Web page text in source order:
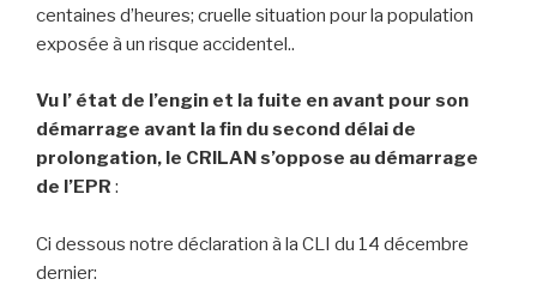
centaines d’heures; cruelle situation pour la population
exposée à un risque accidentel..
Vu l’ état de l’engin et la fuite en avant pour son
démarrage avant la fin du second délai de
prolongation, le CRILAN s’oppose au démarrage
de l’EPR :
Ci dessous notre déclaration à la CLI du 14 décembre
dernier: